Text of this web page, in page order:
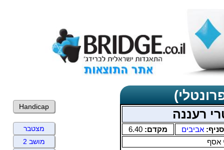
רעננה
סניף: אביבים מקדם: 6.40
אסף
Handicap
מצטבר
מושב 2